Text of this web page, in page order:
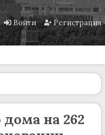
Войти Регистрация
на 262